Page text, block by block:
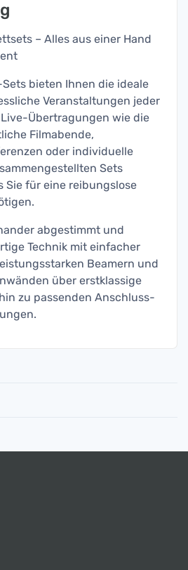
– Alles aus einer Hand
bieten Ihnen die ideale
Veranstaltungen jeder
Übertragungen wie die
Filmabende,
oder individuelle
Sets
Sie für eine reibungslose
abgestimmt und
Technik mit einfacher
Beamern und
über erstklassige
zu passenden Anschluss-